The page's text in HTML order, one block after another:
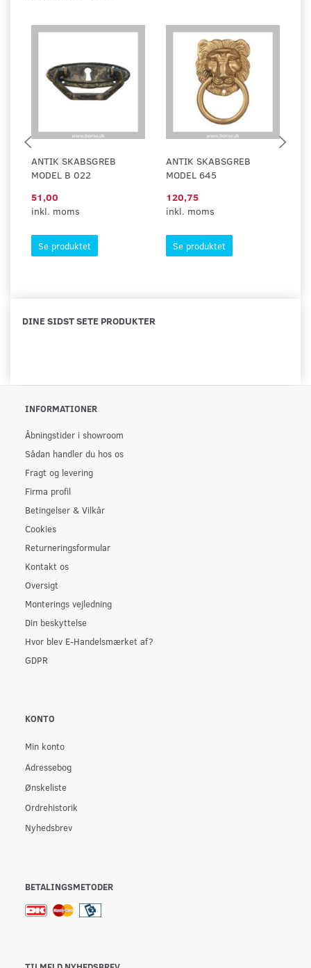
ANTIK SKABSGREB
MODEL B 022
51,00
inkl. moms
Se produktet
ANTIK SKABSGREB
MODEL 645
120,75
inkl. moms
Se produktet
DINE SIDST SETE PRODUKTER
INFORMATIONER
Åbningstider i showroom
Sådan handler du hos os
Fragt og levering
Firma profil
Betingelser & Vilkår
Cookies
Returneringsformular
Kontakt os
Oversigt
Monterings vejledning
Din beskyttelse
Hvor blev E-Handelsmærket af?
GDPR
KONTO
Min konto
Adressebog
Ønskeliste
Ordrehistorik
Nyhedsbrev
BETALINGSMETODER